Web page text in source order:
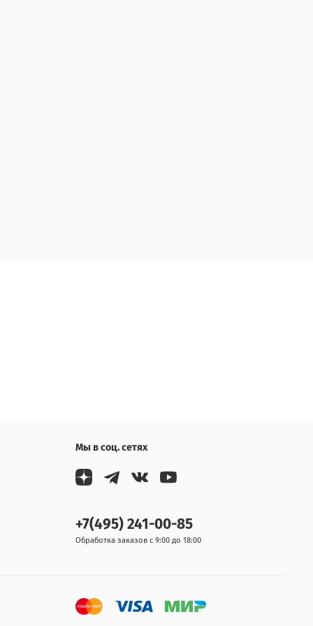
Мы в соц. сетях
+7(495) 241-00-85
Обработка заказов с 9:00 до 18:00